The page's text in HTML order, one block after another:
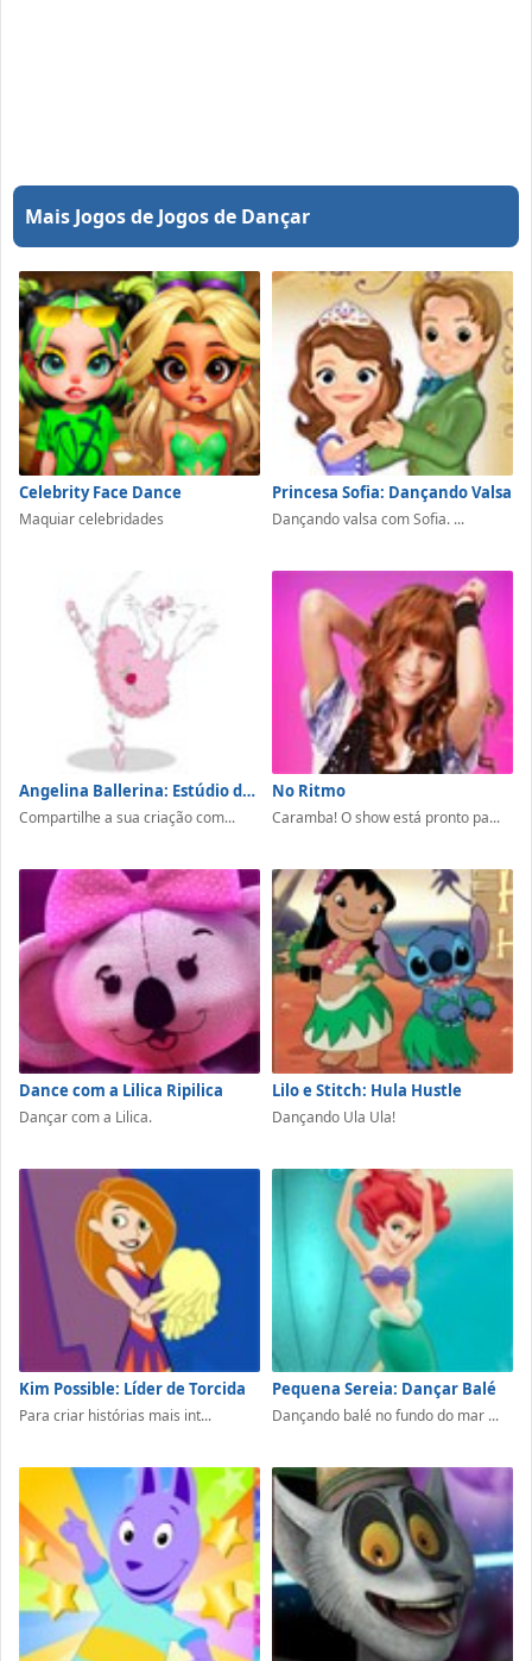
Mais Jogos de Jogos de Dançar
Celebrity Face Dance
Maquiar celebridades
Princesa Sofia: Dançando Valsa
Dançando valsa com Sofia. ...
Angelina Ballerina: Estúdio de Dança
Compartilhe a sua criação com...
No Ritmo
Caramba! O show está pronto pa...
Dance com a Lilica Ripilica
Dançar com a Lilica.
Lilo e Stitch: Hula Hustle
Dançando Ula Ula!
Kim Possible: Líder de Torcida
Para criar histórias mais int...
Pequena Sereia: Dançar Balé
Dançando balé no fundo do mar ...